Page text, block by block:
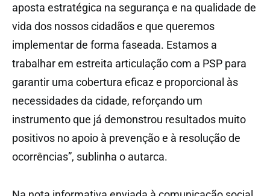
aposta estratégica na segurança e na qualidade de
vida dos nossos cidadãos e que queremos
implementar de forma faseada. Estamos a
trabalhar em estreita articulação com a PSP para
garantir uma cobertura eficaz e proporcional às
necessidades da cidade, reforçando um
instrumento que já demonstrou resultados muito
positivos no apoio à prevenção e à resolução de
ocorrências”, sublinha o autarca.